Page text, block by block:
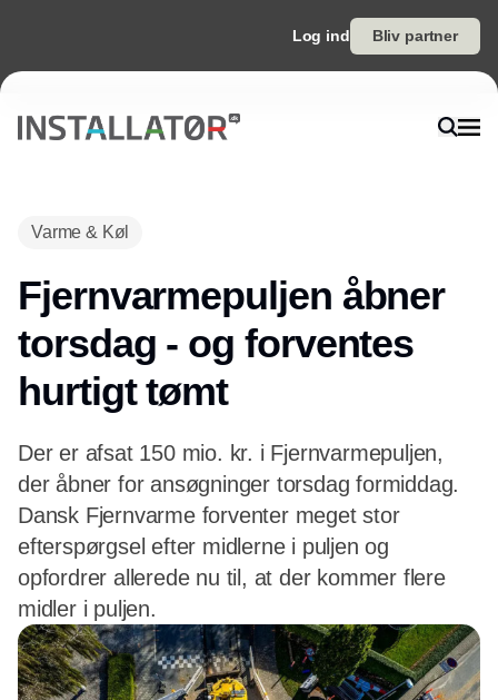
Log ind Bliv partner
Varme & Køl
Fjernvarmepuljen åbner
torsdag - og forventes
hurtigt tømt
Der er afsat 150 mio. kr. i Fjernvarmepuljen,
der åbner for ansøgninger torsdag formiddag.
Dansk Fjernvarme forventer meget stor
efterspørgsel efter midlerne i puljen og
opfordrer allerede nu til, at der kommer flere
midler i puljen.